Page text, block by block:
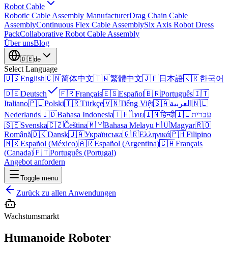
Robot Cable
Robotic Cable Assembly ManufacturerDrag Chain Cable
AssemblyContinuous Flex Cable AssemblySix Axis Robot Dress
PackCollaborative Robot Cable Assembly
Über unsBlog
🇩🇪de
Select Language
🇺🇸English🇨🇳简体中文🇹🇼繁體中文🇯🇵日本語🇰🇷한국어
🇩🇪Deutsch 🇫🇷Français🇪🇸Español🇧🇷Português🇮🇹
Italiano🇵🇱Polski🇹🇷Türkçe🇻🇳Tiếng Việt🇸🇦العربية 🇳🇱
Nederlands🇮🇩Bahasa Indonesia🇹🇭ไทย🇮🇳हिन्दी🇮🇱עברית
🇸🇪Svenska🇨🇿Čeština🇲🇾Bahasa Melayu🇭🇺Magyar🇷🇴
Română🇩🇰Dansk🇺🇦Українська🇬🇷Ελληνικά🇵🇭Filipino
🇲🇽Español (México)🇦🇷Español (Argentina)🇨🇦Français
(Canada)🇵🇹Português (Portugal)
Angebot anfordern
Toggle menu
Zurück zu allen Anwendungen
Wachstumsmarkt
Humanoide Roboter